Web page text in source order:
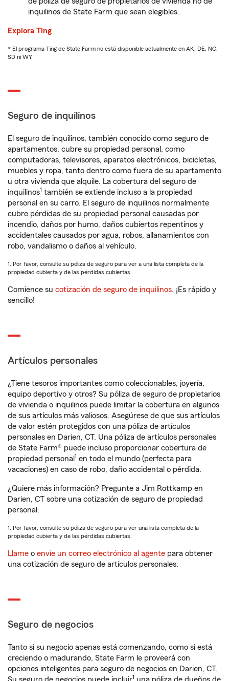
inquilinos de State Farm que sean elegibles.
Explora Ting
* El programa Ting de State Farm no está disponible actualmente en AK, DE, NC,
SD ni WY
Seguro de inquilinos
El seguro de inquilinos, también conocido como seguro de
apartamentos, cubre su propiedad personal, como
computadoras, televisores, aparatos electrónicos, bicicletas,
muebles y ropa, tanto dentro como fuera de su apartamento
u otra vivienda que alquile. La cobertura del seguro de
inquilinos1 también se extiende incluso a la propiedad
personal en su carro. El seguro de inquilinos normalmente
cubre pérdidas de su propiedad personal causadas por
incendio, daños por humo, daños cubiertos repentinos y
accidentales causados por agua, robos, allanamientos con
robo, vandalismo o daños al vehículo.
1. Por favor, consulte su póliza de seguro para ver a una lista completa de la
propiedad cubierta y de las pérdidas cubiertas.
Comience su cotización de seguro de inquilinos. ¡Es rápido y
sencillo!
Artículos personales
¿Tiene tesoros importantes como coleccionables, joyería,
equipo deportivo y otros? Su póliza de seguro de propietarios
de vivienda o inquilinos puede limitar la cobertura en algunos
de sus artículos más valiosos. Asegúrese de que sus artículos
de valor estén protegidos con una póliza de artículos
personales en Darien, CT. Una póliza de artículos personales
de State Farm® puede incluso proporcionar cobertura de
propiedad personal 1 en todo el mundo (perfecta para
vacaciones) en caso de robo, daño accidental o pérdida.
¿Quiere más información? Pregunte a Jim Rottkamp en
Darien, CT sobre una cotización de seguro de propiedad
personal.
1. Por favor, consulte su póliza de seguro para ver una lista completa de la
propiedad cubierta y de las pérdidas cubiertas.
Llame o envíe un correo electrónico al agente para obtener
una cotización de seguro de artículos personales.
Seguro de negocios
Tanto si su negocio apenas está comenzando, como si está
creciendo o madurando, State Farm le proveerá con
opciones inteligentes para seguro de negocios en Darien, CT.
1